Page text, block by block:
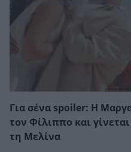
Για σένα spoiler: Η
τον Φίλιππο και
τη Μελίνα